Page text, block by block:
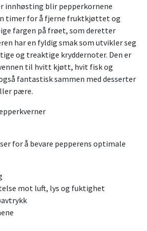
innhøsting blir pepperkornene
timer for å fjerne fruktkjøttet og
fargen på frøet, som deretter
har en fyldig smak som utvikler seg
og treaktige kryddernoter. Den er
til hvitt kjøtt, hvit fisk og
fantastisk sammen med desserter
pære.
for å bevare pepperens optimale
mot luft, lys og fuktighet